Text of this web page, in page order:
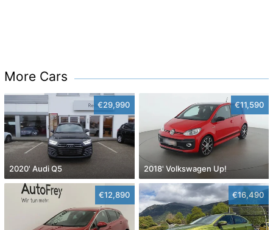
More Cars
€29,990
2020' Audi Q5
€11,590
2018' Volkswagen Up!
€12,890 €16,490